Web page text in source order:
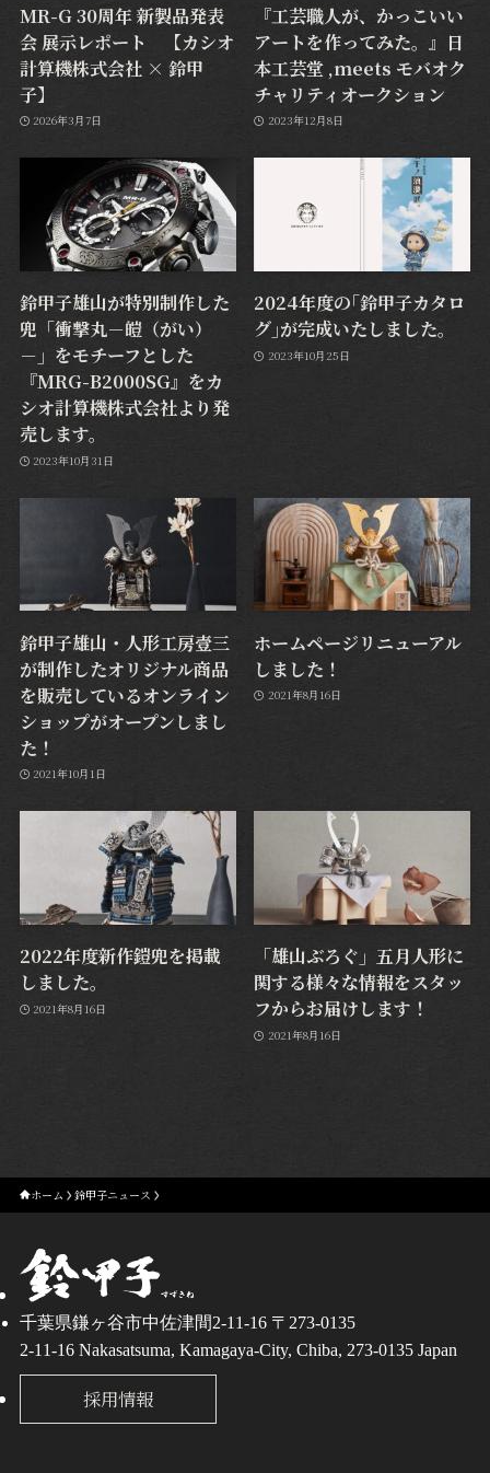
MR-G 30周年 新製品発表
会 展示レポート 【カシオ
計算機株式会社 × 鈴甲
子】
2026年3月7日
『工芸職人が、かっこいい
アートを作ってみた。』日
本工芸堂 ,meets モバオク
チャリティオークション
2023年12月8日
鈴甲子雄山が特別制作した
兜「衝撃丸－皚（がい）
－」をモチーフとした
『MRG-B2000SG』をカ
シオ計算機株式会社より発
売します。
2023年10月31日
2024年度の｢鈴甲子カタロ
グ｣が完成いたしました。
2023年10月25日
鈴甲子雄山・人形工房壹三
が制作したオリジナル商品
を販売しているオンライン
ショップがオープンしまし
た！
2021年10月1日
ホームページリニューアル
しました！
2021年8月16日
2022年度新作鎧兜を掲載
しました。
2021年8月16日
「雄山ぶろぐ」五月人形に
関する様々な情報をスタッ
フからお届けします！
2021年8月16日
ホーム 鈴甲子ニュース
千葉県鎌ヶ谷市中佐津間2-11-16 〒273-0135
2-11-16 Nakasatsuma, Kamagaya-City, Chiba, 273-0135 Japan
採用情報